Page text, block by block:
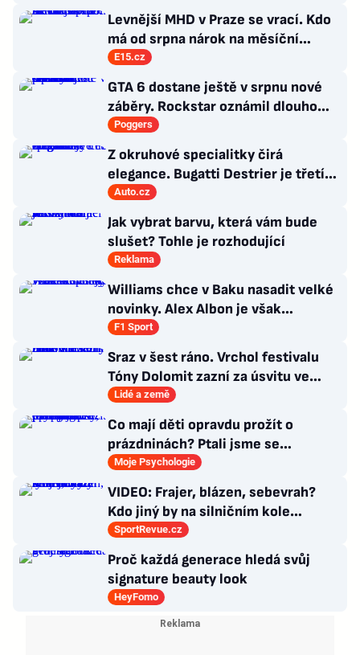
Levnější MHD v Praze se vrací. Kdo
má od srpna nárok na měsíční
kupón za 165 korun?
E15.cz
GTA 6 dostane ještě v srpnu nové
záběry. Rockstar oznámil dlouho
očekávanou prezentaci
Poggers
Z okruhové specialitky čirá
elegance. Bugatti Destrier je třetí
dílo divize Solitaire
Auto.cz
Jak vybrat barvu, která vám bude
slušet? Tohle je rozhodující
Reklama
Williams chce v Baku nasadit velké
novinky. Alex Albon je však
skeptický
F1 Sport
Sraz v šest ráno. Vrchol festivalu
Tóny Dolomit zazní za úsvitu ve
3000 metrech
Lidé a země
Co mají děti opravdu prožít o
prázdninách? Ptali jsme se
psycholožky, rodinného terapeuta a
Moje Psychologie
VIDEO: Frajer, blázen, sebevrah?
Kdo jiný by na silničním kole
dokázal tyhle triky?
SportRevue.cz
Proč každá generace hledá svůj
signature beauty look
HeyFomo